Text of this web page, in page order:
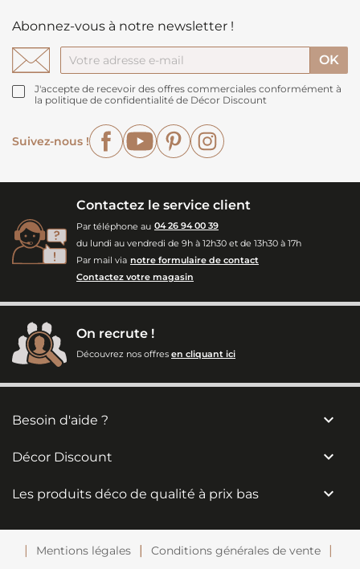
Abonnez-vous à notre newsletter !
J'accepte de recevoir des offres commerciales conformément à
la politique de confidentialité de Décor Discount
Suivez-nous !
FacebookYouTubePinterest
Contactez le service client
Par téléphone au 04 26 94 00 39
du lundi au vendredi de 9h à 12h30 et de 13h30 à 17h
Par mail via notre formulaire de contact
Contactez votre magasin
On recrute !
Découvrez nos offres en cliquant ici
Besoin d'aide ? 
Décor Discount 
Les produits déco de qualité à prix bas 
Mentions légales
Conditions générales de vente